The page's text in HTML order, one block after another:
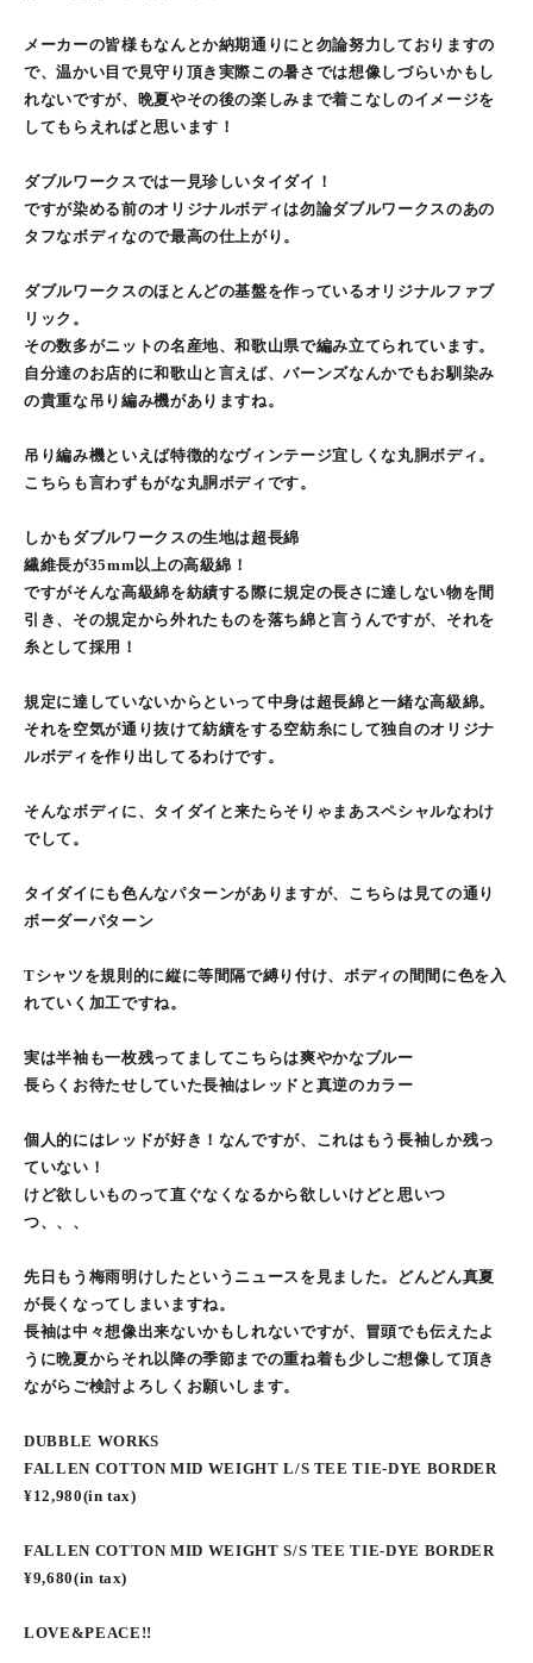
メーカーの皆様もなんとか納期通りにと勿論努力しておりますの
で、温かい目で見守り頂き実際この暑さでは想像しづらいかもし
れないですが、晩夏やその後の楽しみまで着こなしのイメージを
してもらえればと思います！
ダブルワークスでは一見珍しいタイダイ！
ですが染める前のオリジナルボディは勿論ダブルワークスのあの
タフなボディなので最高の仕上がり。
ダブルワークスのほとんどの基盤を作っているオリジナルファブ
リック。
その数多がニットの名産地、和歌山県で編み立てられています。
自分達のお店的に和歌山と言えば、バーンズなんかでもお馴染み
の貴重な吊り編み機がありますね。
吊り編み機といえば特徴的なヴィンテージ宜しくな丸胴ボディ。
こちらも言わずもがな丸胴ボディです。
しかもダブルワークスの生地は超長綿
繊維長が35mm以上の高級綿！
ですがそんな高級綿を紡績する際に規定の長さに達しない物を間
引き、その規定から外れたものを落ち綿と言うんですが、それを
糸として採用！
規定に達していないからといって中身は超長綿と一緒な高級綿。
それを空気が通り抜けて紡績をする空紡糸にして独自のオリジナ
ルボディを作り出してるわけです。
そんなボディに、タイダイと来たらそりゃまあスペシャルなわけ
でして。
タイダイにも色んなパターンがありますが、こちらは見ての通り
ボーダーパターン
Tシャツを規則的に縦に等間隔で縛り付け、ボディの間間に色を入
れていく加工ですね。
実は半袖も一枚残ってましてこちらは爽やかなブルー
長らくお待たせしていた長袖はレッドと真逆のカラー
個人的にはレッドが好き！なんですが、これはもう長袖しか残っ
ていない！
けど欲しいものって直ぐなくなるから欲しいけどと思いつ
つ、、、
先日もう梅雨明けしたというニュースを見ました。どんどん真夏
が長くなってしまいますね。
長袖は中々想像出来ないかもしれないですが、冒頭でも伝えたよ
うに晩夏からそれ以降の季節までの重ね着も少しご想像して頂き
ながらご検討よろしくお願いします。
DUBBLE WORKS
FALLEN COTTON MID WEIGHT L/S TEE TIE-DYE BORDER
¥12,980(in tax)
FALLEN COTTON MID WEIGHT S/S TEE TIE-DYE BORDER
¥9,680(in tax)
LOVE&PEACE!!